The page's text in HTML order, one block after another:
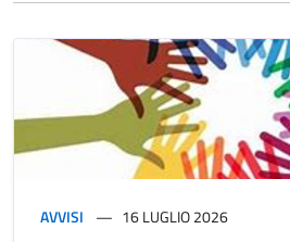
AVVISI 16 LUGLIO 2026